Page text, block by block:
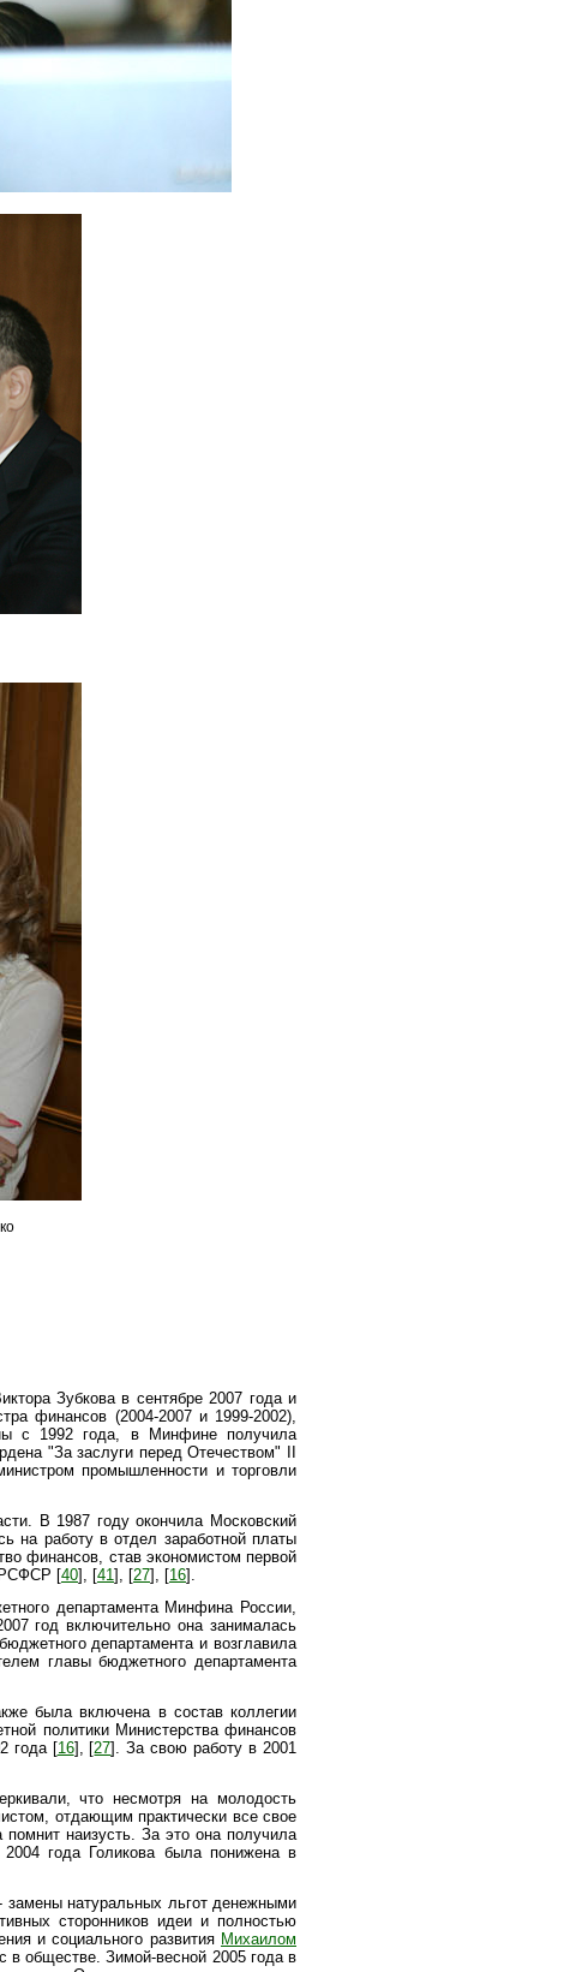
Зубкова в сентябре 2007 года и
финансов (2004-2007 и 1999-2002),
с 1992 года, в Минфине получила
"За заслуги перед Отечеством" II
промышленности и торговли
В 1987 году окончила Московский
на работу в отдел заработной платы
финансов, став экономистом первой
РСФСР [40], [41], [27], [16].
департамента Минфина России,
год включительно она занималась
департамента и возглавила
главы бюджетного департамента
была включена в состав коллегии
политики Министерства финансов
года [16], [27]. За свою работу в 2001
что несмотря на молодость
отдающим практически все свое
наизусть. За это она получила
года Голикова была понижена в
замены натуральных льгот денежными
сторонников идеи и полностью
и социального развития Михаилом
в обществе. Зимой-весной 2005 года в